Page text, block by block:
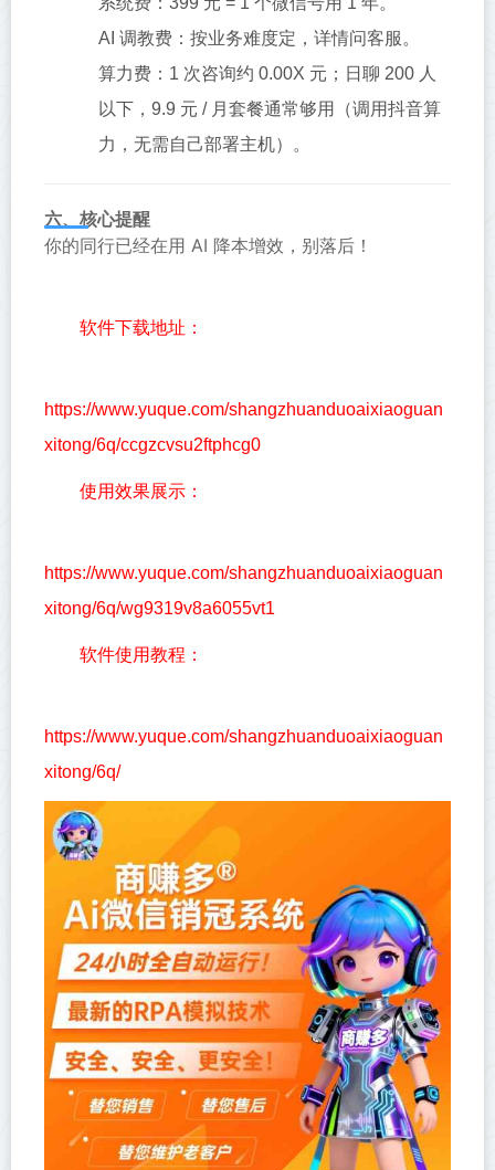
AI 调教费：按业务难度定，详情问客服。
算力费：1 次咨询约 0.00X 元；日聊 200 人
以下，9.9 元 / 月套餐通常够用（调用抖音算
力，无需自己部署主机）。
六、核心提醒
你的同行已经在用 AI 降本增效，别落后！
软件下载地址：
https://www.yuque.com/shangzhuanduoaixiaoguan
xitong/6q/ccgzcvsu2ftphcg0
使用效果展示：
https://www.yuque.com/shangzhuanduoaixiaoguan
xitong/6q/wg9319v8a6055vt1
软件使用教程：
https://www.yuque.com/shangzhuanduoaixiaoguan
xitong/6q/